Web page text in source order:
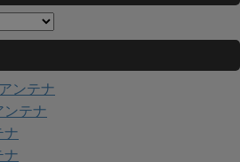
ンテナ
ンテナ
ナ
ナ